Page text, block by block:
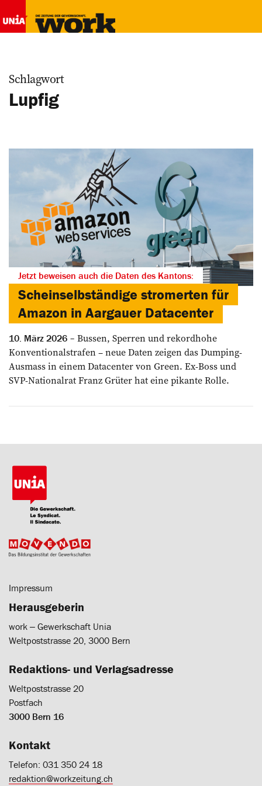
Schlagwort
Lupfig
Jetzt beweisen auch die Daten des Kantons:
Scheinselbständige stromerten für
Amazon in Aargauer Datacenter
10. März 2026
Bussen, Sperren und rekordhohe
Konventionalstrafen – neue Daten zeigen das Dumping-
Ausmass in einem Datacenter von Green. Ex-Boss und
SVP-Nationalrat Franz Grüter hat eine pikante Rolle.
Impressum
Herausgeberin
work ‒ Gewerkschaft Unia
Weltpoststrasse 20, 3000 Bern
Redaktions- und Verlagsadresse
Weltpoststrasse 20
Postfach
3000 Bern 16
Kontakt
Telefon: 031 350 24 18
redaktion@workzeitung.ch